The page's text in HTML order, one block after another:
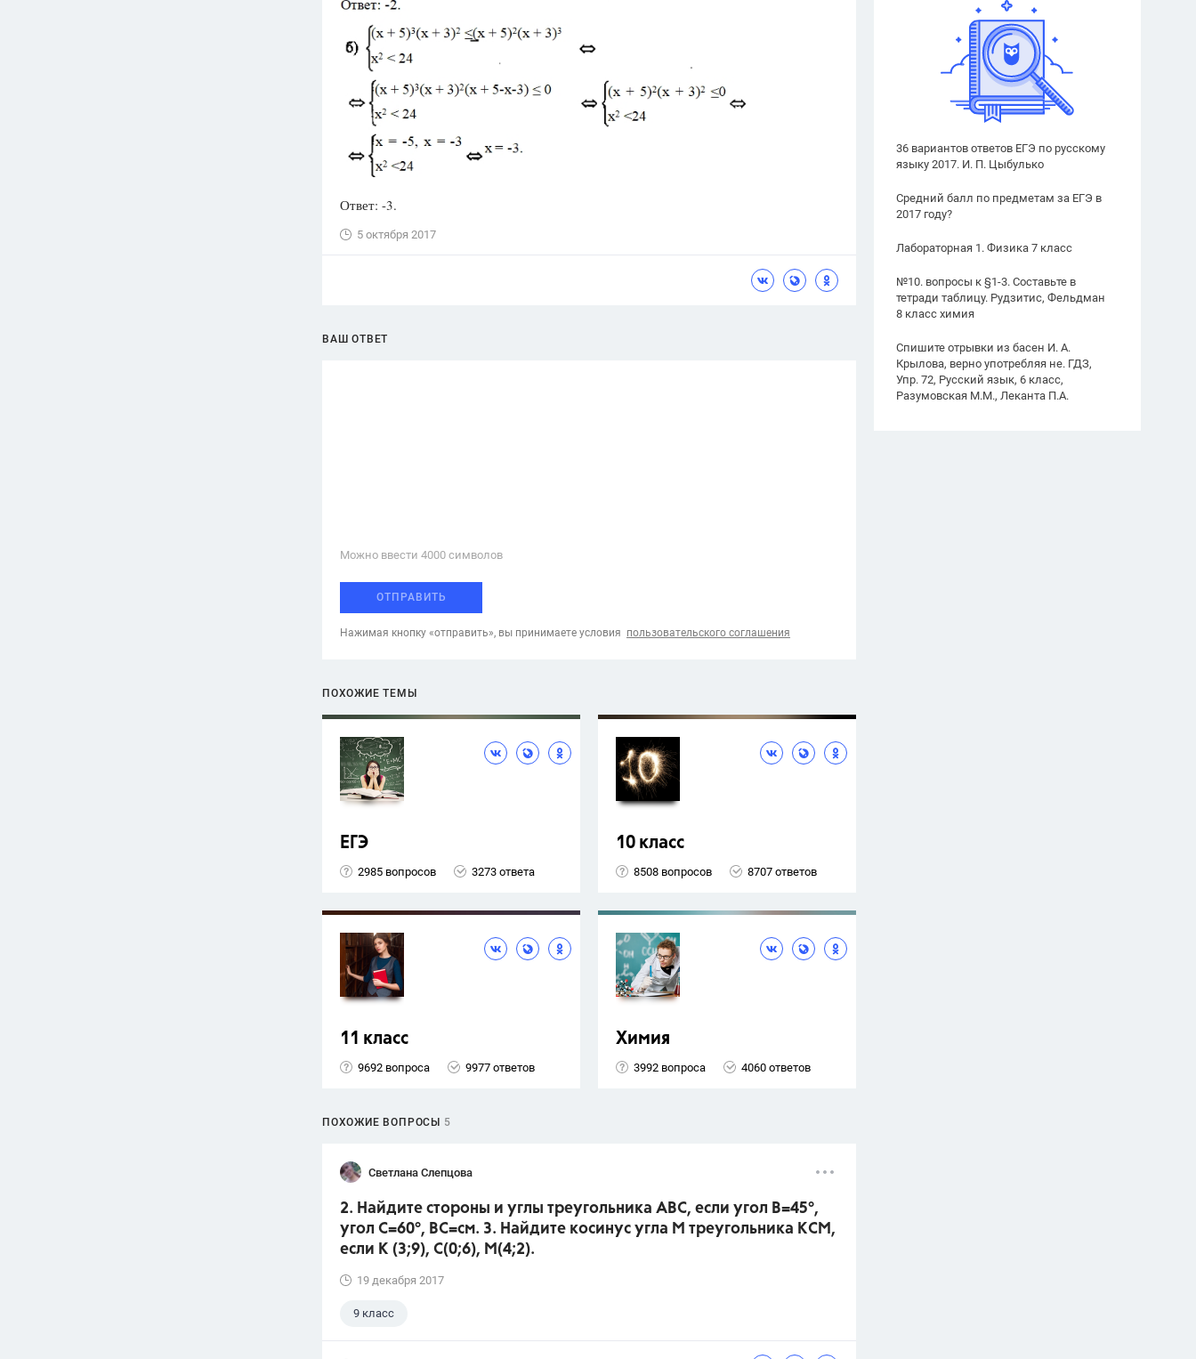
36 вариантов ответов ЕГЭ по русскому
языку 2017. И. П. Цыбулько
Средний балл по предметам за ЕГЭ в
2017 году?
Лабораторная 1. Физика 7 класс
№10. вопросы к §1-3. Составьте в
тетради таблицу. Рудзитис, Фельдман
8 класс химия
Спишите отрывки из басен И. А.
Крылова, верно употребляя не. ГДЗ,
Упр. 72, Русский язык, 6 класс,
Разумовская М.М., Леканта П.А.
Ответ: -3.
5 октября 2017
ВАШ ОТВЕТ
Можно ввести 4000 cимволов
ОТПРАВИТЬ
Нажимая кнопку «отправить», вы принимаете условия пользовательского соглашения
ПОХОЖИЕ ТЕМЫ
ЕГЭ
2985 вопросов 3273 ответа
10 класс
8508 вопросов 8707 ответов
11 класс
9692 вопроса 9977 ответов
Химия
3992 вопроса 4060 ответов
ПОХОЖИЕ ВОПРОСЫ 5
Светлана Слепцова
2. Найдите стороны и углы треугольника АВС, если угол В=45°,
угол С=60°, ВС=см. 3. Найдите косинус угла М треугольника КСМ,
если К (3;9), С(0;6), М(4;2).
19 декабря 2017
9 класс